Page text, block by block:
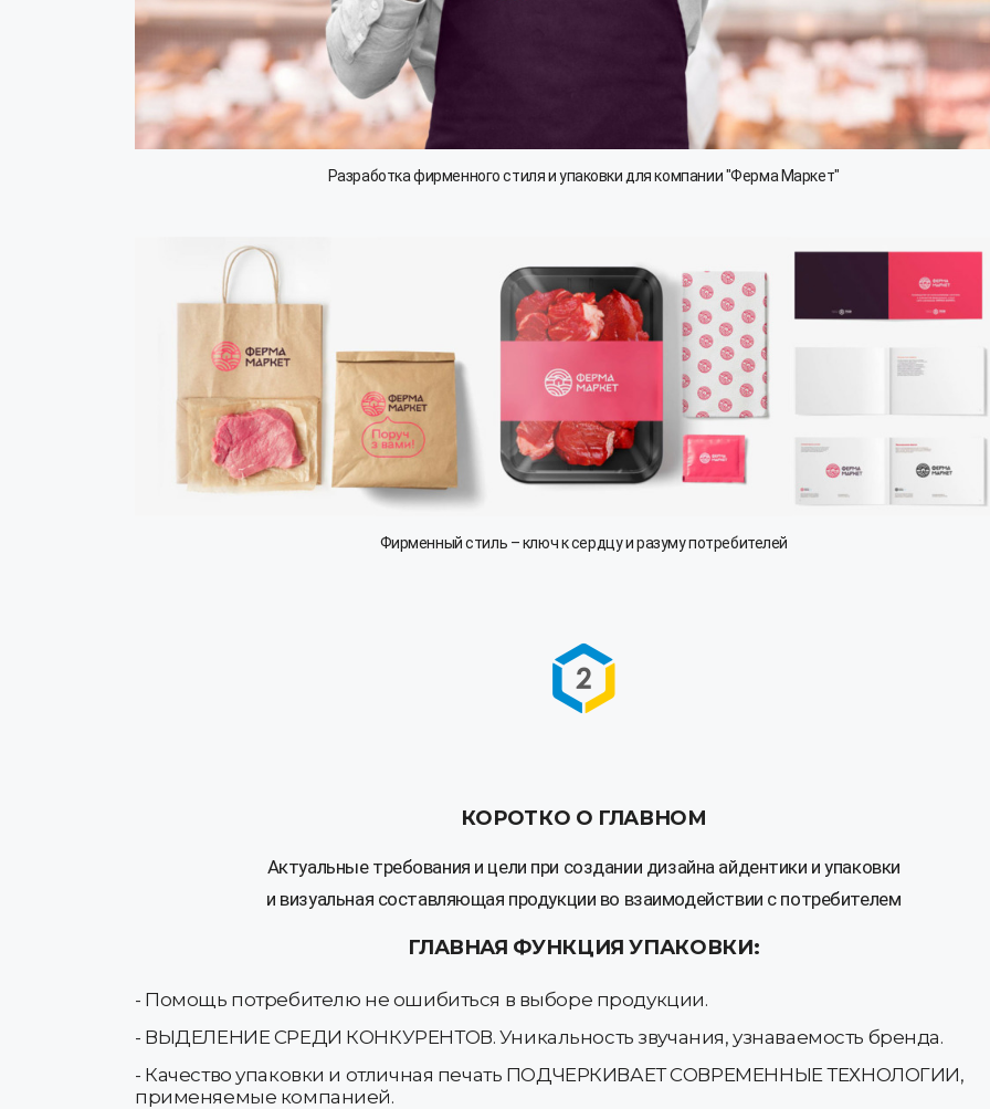
Разработка фирменного стиля и упаковки для компании "Ферма Маркет"
Фирменный стиль – ключ к сердцу и разуму потребителей
КОРОТКО О ГЛАВНОМ
Актуальные требования и цели при создании дизайна айдентики и упаковки
и визуальная составляющая продукции во взаимодействии с потребителем
ГЛАВНАЯ ФУНКЦИЯ УПАКОВКИ:
- Помощь потребителю не ошибиться в выборе продукции.
- ВЫДЕЛЕНИЕ СРЕДИ КОНКУРЕНТОВ. Уникальность звучания, узнаваемость бренда.
- Качество упаковки и отличная печать ПОДЧЕРКИВАЕТ СОВРЕМЕННЫЕ ТЕХНОЛОГИИ,
применяемые компанией.